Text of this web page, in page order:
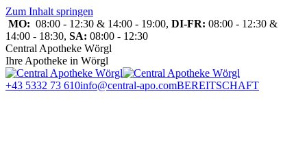
Zum Inhalt springen
MO: 08:00 - 12:30 & 14:00 - 19:00, DI-FR: 08:00 - 12:30 &
14:00 - 18:30, SA: 08:00 - 12:30
Central Apotheke Wörgl
Ihre Apotheke in Wörgl
+43 5332 73 610info@central-apo.comBEREITSCHAFT